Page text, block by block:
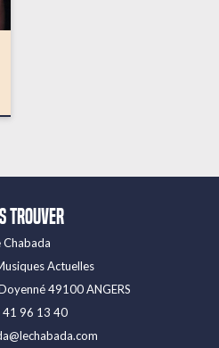
trouver
Chabada
Actuelles
49100 ANGERS
41 96 13 40